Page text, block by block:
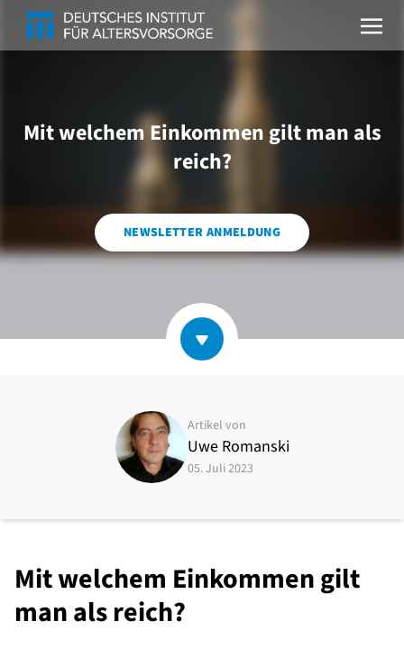
Mit welchem Einkommen gilt man als
reich?
NEWSLETTER ANMELDUNG
Artikel von
Uwe Romanski
05. Juli 2023
Mit welchem Einkommen gilt
man als reich?